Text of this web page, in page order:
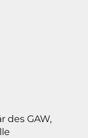
des GAW,